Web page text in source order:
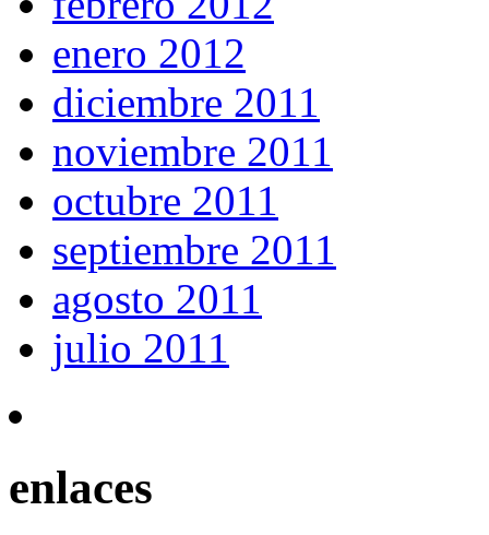
enero 2012
diciembre 2011
noviembre 2011
octubre 2011
septiembre 2011
agosto 2011
julio 2011
enlaces